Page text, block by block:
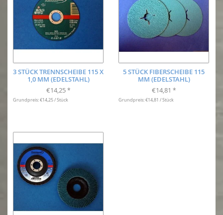
3 STÜCK TRENNSCHEIBE 115 X
1,0 MM (EDELSTAHL)
€14,25 *
Grundpreis: €14,25 / Stück
5 STÜCK FIBERSCHEIBE 115
MM (EDELSTAHL)
€14,81 *
Grundpreis: €14,81 / Stück